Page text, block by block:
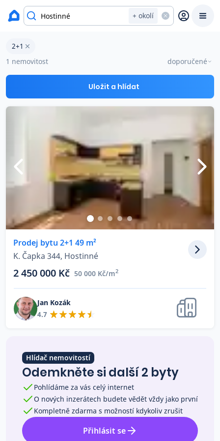
+ okolí
Prodat
Prodej s Reas.cz
Ceny prodaných nemovitostí
Okamžitý výkup
Přehled realitních makléřů
Co říkají naši zákazníci
Blog
O nás
Kariéra
okres Trutnov
Byty 2+1 na prodej Hostinné
2+1
1 nemovitost
doporučené
Uložit a hlídat
Prodej bytu 2+1 49 m²
K. Čapka 344, Hostinné
2 450 000 Kč 50 000 Kč/m2
Jan Kozák
4.7
Hlídač nemovitostí
Odemkněte si další 2 byty
Pohlídáme za vás celý internet
O nových inzerátech budete vědět vždy jako první
Kompletně zdarma s možností kdykoliv zrušit
Přihlásit se